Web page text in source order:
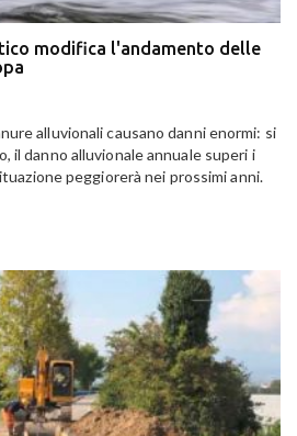
modifica l'andamento delle
alluvionali causano danni enormi: si
il danno alluvionale annuale superi i
peggiorerà nei prossimi anni.